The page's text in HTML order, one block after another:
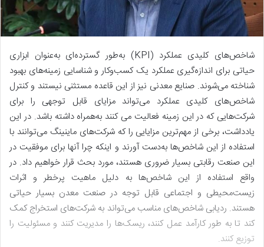
شاخص‌های کلیدی عملکرد (KPI) به‌طور گسترده‌ای به‌عنوان ابزاری
حیاتی برای اندازه‌گیری عملکرد یک کسب‌وکار و شناسایی زمینه‌های بهبود
شناخته می‌شوند. صنایع معدنی نیز از این قاعده مستثنی نیستند و کنترل
شاخص‌های کلیدی عملکرد می‌تواند مزایای قابل توجهی را برای
شرکت‌هایی که در این زمینه فعالیت می کنند به‌همراه داشته باشد. در این
یادداشت، برخی از مهم‌ترین مزایایی را که شرکت‌های ماینینگ می‌توانند با
استفاده از این شاخص‌ها به‌دست آورند و اینکه چرا آنها برای موفقیت در
این صنعت رقابتی بسیار ضروری هستند، مورد بحث قرار خواهیم داد. در
واقع استفاده از این شاخص‌ها به دلیل ماهیت پرخطر و اثرات
زیست‌محیطی و اجتماعی قابل توجه در صنعت معدن بسیار حیاتی
هستند. ردیابی شاخص‌های مناسب می‌تواند به شرکت‌های استخراج کمک
کند تا به طور کارآمد عمل کنند، ریسک‌ها را مدیریت کنند و مسئولیت را
توزیع کنند.